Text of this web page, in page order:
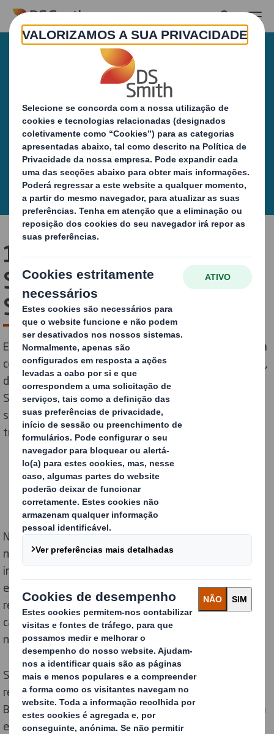
Skip to main content
18-22 de setembro |
Semana da Saúde,
Segurança e Bem-estar
Enquanto empresa comprometida com o bem-estar e a
conciliação da vida profissional e familiar, organizámos,
de 18 a 22 de setembro, a "Semana da Saúde,
Segurança e Bem-estar", uma iniciativa interna de
sensibilização para a importância de um ambiente de
trabalho seguro.
Na DS Smith preocupamo-nos com o bem-estar dos
nossos colaboradores, uma vez que é uma ferramenta
importante para melhorar muitos indicadores na
empresa, entre os quais se encontram os que estão
relacionados com H&S e que visam evitar que
causemos danos aos nossos colegas, visitantes ou a
nós próprios.
Sob o lema "Só temos um corpo, devemos cuidar dele",
realizámos a primeira "Semana da Saúde, Segurança e
Bem-estar", uma iniciativa focada na integridade física
e mental dos trabalhadores.